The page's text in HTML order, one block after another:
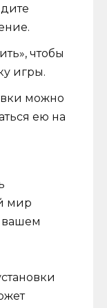
чтобы
игры.
можно
ею на
мир